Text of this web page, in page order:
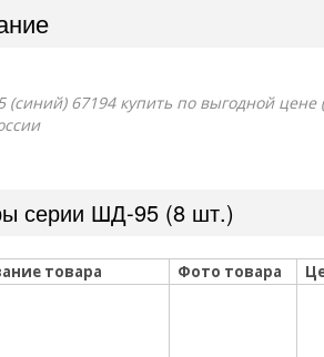
67194 купить по выгодной цене
серии ШД-95 (8 шт.)
товара Фото товара